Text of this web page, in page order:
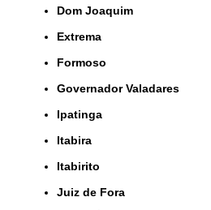
Dom Joaquim
Extrema
Formoso
Governador Valadares
Ipatinga
Itabira
Itabirito
Juiz de Fora